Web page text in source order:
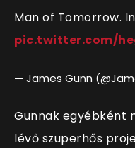
Man of Tomorrow.
pic.twitter.com/
— James Gunn
Gunnak egyébként
lévő szuperhős